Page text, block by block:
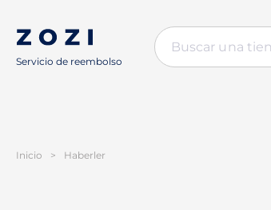
Servicio de reembolso
Inicio > Haberler